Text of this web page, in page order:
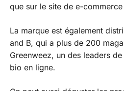
que sur le site de e-
La marque est également
and B, qui a plus de 200
Greenweez, un des leaders
bio en ligne.